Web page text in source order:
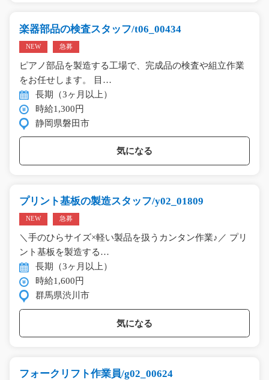
楽器部品の検査スタッフ/t06_00434
NEW 急募
ピアノ部品を製造する工場で、完成品の検査や組立作業
をお任せします。 目…
長期（3ヶ月以上）
時給1,300円
静岡県磐田市
気になる
プリント基板の製造スタッフ/y02_01809
NEW 急募
＼手のひらサイズ×軽い製品を扱うカンタン作業♪／ プリ
ント基板を製造する…
長期（3ヶ月以上）
時給1,600円
群馬県渋川市
気になる
フォークリフト作業員/g02_00624